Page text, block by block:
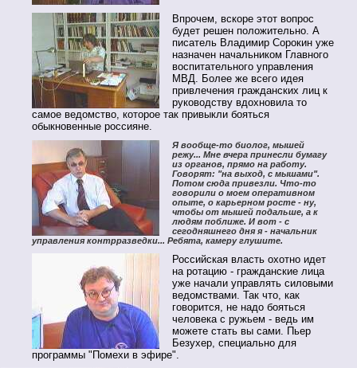
Впрочем, вскоре этот вопрос
будет решен положительно. А
писатель Владимир Сорокин уже
назначен начальником Главного
воспитательного управления
МВД. Более же всего идея
привлечения гражданских лиц к
руководству вдохновила то
самое ведомство, которое так привыкли бояться
обыкновенные россияне.
Я вообще-то биолог, мышей
режу... Мне вчера принесли бумагу
из органов, прямо на работу.
Говорят: "на выход, с мышами".
Потом сюда привезли. Что-то
говорили о моем оперативном
опыте, о карьерном росте - ну,
чтобы от мышей подальше, а к
людям поближе. И вот - с
сегодняшнего дня я - начальник
управления контрразведки... Ребята, камеру глушите.
Российская власть охотно идет
на ротацию - гражданские лица
уже начали управлять силовыми
ведомствами. Так что, как
говорится, не надо бояться
человека с ружьем - ведь им
можете стать вы сами. Пьер
Безухер, специально для
программы "Помехи в эфире".